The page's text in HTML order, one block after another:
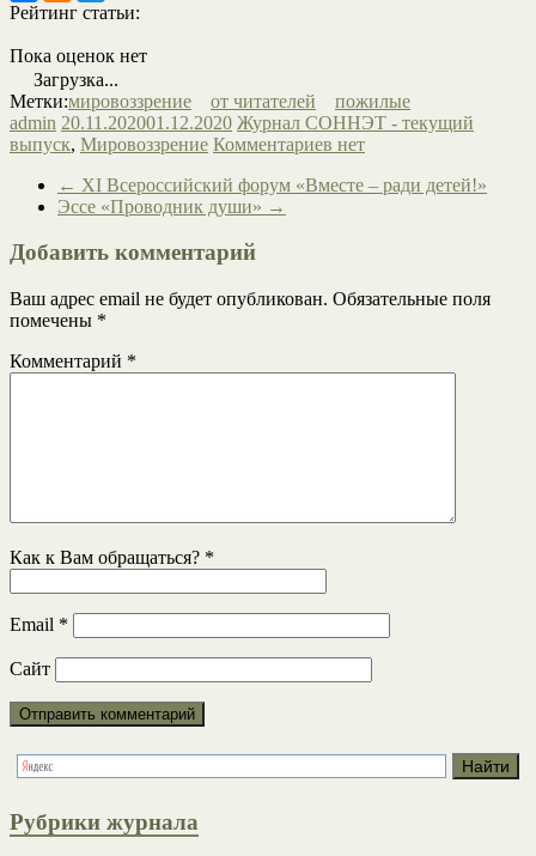
Рейтинг статьи:
Пока оценок нет
Загрузка...
Метки:мировоззрение от читателей
пожилые
admin 20.11.202001.12.2020 Журнал СОННЭТ - текущий
выпуск, Мировоззрение Комментариев нет
← XI Всероссийский форум «Вместе – ради детей!»
Эссе «Проводник души» →
Добавить комментарий
Ваш адрес email не будет опубликован. Обязательные поля
помечены *
Комментарий *
Как к Вам обращаться? *
Email *
Сайт
Рубрики журнала